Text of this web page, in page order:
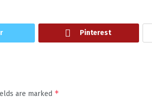
Pinterest
are marked *